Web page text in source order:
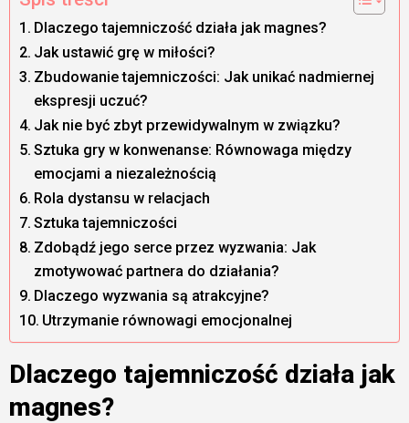
Dlaczego tajemniczość działa jak magnes?
Jak ustawić grę w miłości?
Zbudowanie tajemniczości: Jak unikać nadmiernej
ekspresji uczuć?
Jak nie być zbyt przewidywalnym w związku?
Sztuka gry w konwenanse: Równowaga między
emocjami a niezależnością
Rola dystansu w relacjach
Sztuka tajemniczości
Zdobądź jego serce przez wyzwania: Jak
zmotywować partnera do działania?
Dlaczego wyzwania są atrakcyjne?
Utrzymanie równowagi emocjonalnej
Dlaczego tajemniczość działa jak
magnes?